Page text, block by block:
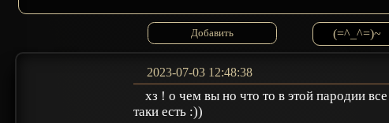
(=^_^=)~
2023-07-03 12:48:38
хз ! о чем вы но что то в этой пародии все
таки есть :))